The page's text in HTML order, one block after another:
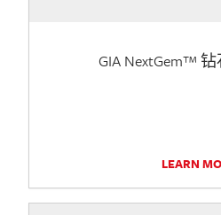
GIA NextGem™
LEARN